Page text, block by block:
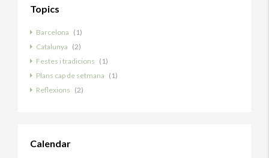
Topics
Barcelona (1)
Catalunya (2)
Festes i tradicions (1)
Plans cap de setmana (1)
Reflexions (2)
Calendar